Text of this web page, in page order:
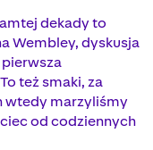
dekady to
Wembley, dyskusja
też smaki, za
wtedy marzyliśmy
od codziennych